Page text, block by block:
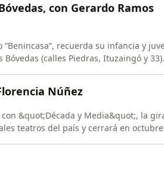
con Gerardo Ramos
recuerda su infancia y
(calles Piedras, Ituzaingó y 33).
Núñez
&quot;Década y Media&quot;, la
teatros del país y cerrará en